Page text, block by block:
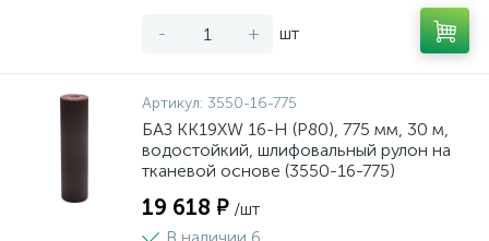
- + шт
Артикул: 3550-16-775
БАЗ KK19XW 16-H (Р80), 775 мм, 30 м,
водостойкий, шлифовальный рулон на
тканевой основе (3550-16-775)
19 618 ₽ /шт